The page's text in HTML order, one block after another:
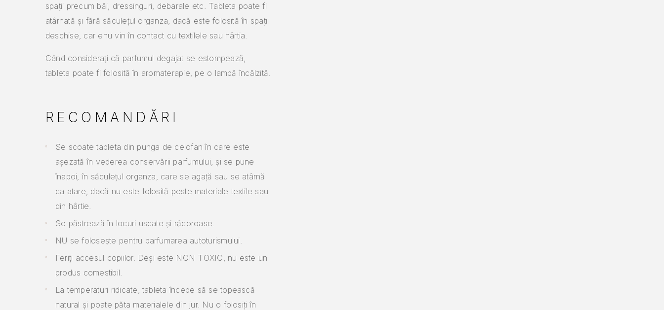
spații precum băi, dressinguri, debarale etc. Tableta poate fi
atârnată și fără săculețul organza, dacă este folosită în spații
deschise, car enu vin în contact cu textilele sau hârtia.
Când considerați că parfumul degajat se estompează,
tableta poate fi folosită în aromaterapie, pe o lampă încălzită.
RECOMANDĂRI
Se scoate tableta din punga de celofan în care este
așezată în vederea conservării parfumului, și se pune
înapoi, în săculețul organza, care se agață sau se atârnă
ca atare, dacă nu este folosită peste materiale textile sau
din hârtie.
Se păstrează în locuri uscate și răcoroase.
NU se folosește pentru parfumarea autoturismului.
Feriți accesul copiilor. Deși este NON TOXIC, nu este un
produs comestibil.
La temperaturi ridicate, tableta începe să se topească
natural și poate păta materialele din jur. Nu o folosiți în